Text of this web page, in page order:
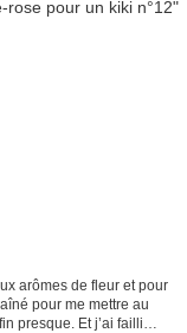
arômes de fleur et pour
pour me mettre au
presque. Et j’ai failli